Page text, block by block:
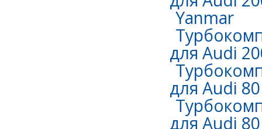
Yanmar
для Audi
для Audi
для Audi